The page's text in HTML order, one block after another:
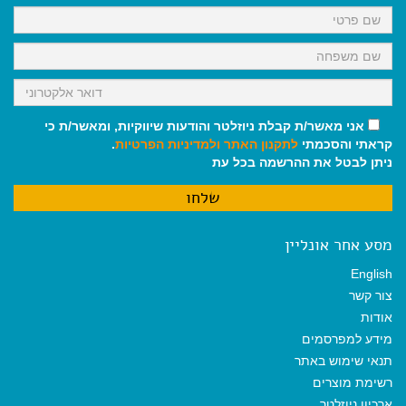
k
p
m
אני מאשר/ת קבלת ניוזלטר והודעות שיווקיות, ומאשר/ת כי
קראתי והסכמתי לתקנון האתר ולמדיניות הפרטיות.
ניתן לבטל את ההרשמה בכל עת
מסע אחר אונליין
English
צור קשר
אודות
מידע למפרסמים
תנאי שימוש באתר
רשימת מוצרים